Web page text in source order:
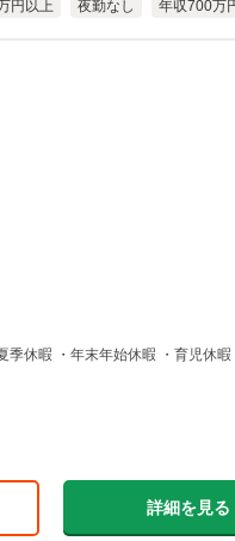
円以上 夜勤なし 年収700万
・年末年始休暇 ・育児休暇 ・慶弔休
詳細を見る